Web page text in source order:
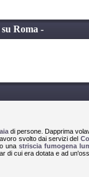
Roma -
di persone. Dapprima
svolto dai servizi del
unastriscia fumogena
di cui era dotata e ad